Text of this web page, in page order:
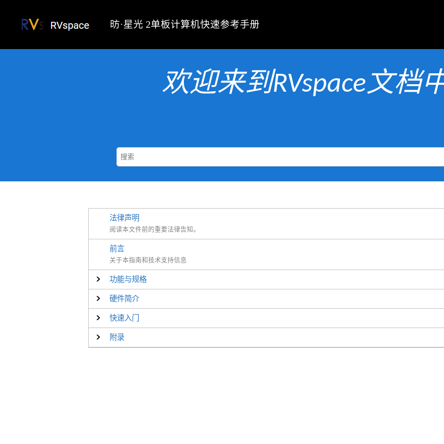
昉·星光 2单板计算机快速参考手册
欢迎来到RVspace文档
法律声明
阅读本文件前的重要法律告知。
前言
关于本指南和技术支持信息
功能与规格
硬件简介
快速入门
附录